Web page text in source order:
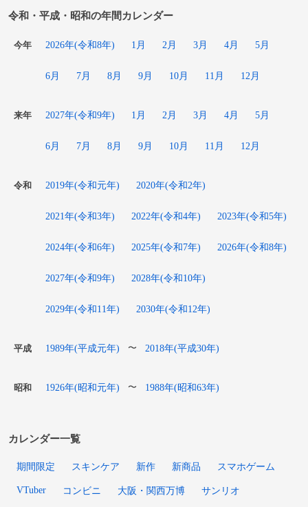
令和・平成・昭和の年間カレンダー
今年 2026年(令和8年) 1月 2月 3月 4月 5月
6月 7月 8月 9月 10月 11月 12月
来年 2027年(令和9年) 1月 2月 3月 4月 5月
6月 7月 8月 9月 10月 11月 12月
令和 2019年(令和元年) 2020年(令和2年)
2021年(令和3年) 2022年(令和4年) 2023年(令和5年)
2024年(令和6年) 2025年(令和7年) 2026年(令和8年)
2027年(令和9年) 2028年(令和10年)
2029年(令和11年) 2030年(令和12年)
平成 1989年(平成元年) 〜 2018年(平成30年)
昭和 1926年(昭和元年) 〜 1988年(昭和63年)
カレンダー一覧
期間限定 スキンケア 新作 新商品 スマホゲーム
VTuber コンビニ 大阪・関西万博 サンリオ